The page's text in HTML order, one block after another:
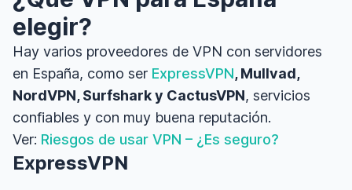
elegir?
Hay varios proveedores de VPN con servidores
en España, como ser ExpressVPN, Mullvad,
NordVPN, Surfshark y CactusVPN, servicios
confiables y con muy buena reputación.
Ver: Riesgos de usar VPN – ¿Es seguro?
ExpressVPN